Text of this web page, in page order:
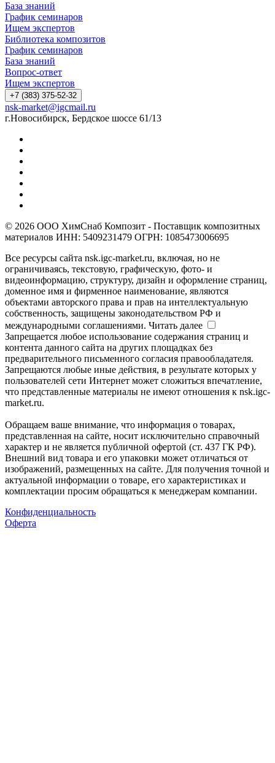
База знаний
График семинаров
Ищем экспертов
Библиотека композитов
График семинаров
База знаний
Вопрос-ответ
Ищем экспертов
+7 (383) 375-52-32
nsk-market@igcmail.ru
г.Новосибирск, Бердское шоссе 61/13
© 2026 ООО ХимСнаб Композит - Поставщик композитных
материалов ИНН: 5409231479 ОГРН: 1085473006695
Все ресурсы сайта nsk.igc-market.ru, включая, но не
ограничиваясь, текстовую, графическую, фото- и
видеоинформацию, структуру, дизайн и оформление страниц,
доменное имя и фирменное наименование, являются
объектами авторского права и прав на интеллектуальную
собственность, защищены законодательством РФ и
международными соглашениями. Читать далее
Запрещается любое использование содержания страниц и
контента данного сайта на других площадках без
предварительного письменного согласия правообладателя.
Запрещаются любые иные действия, в результате которых у
пользователей сети Интернет может сложиться впечатление,
что представленные материалы не имеют отношения к nsk.igc-
market.ru.
Обращаем ваше внимание, что информация о товарах,
представленная на сайте, носит исключительно справочный
характер и не является публичной офертой (ст. 437 ГК РФ).
Внешний вид товара и его упаковки может отличаться от
изображений, размещенных на сайте. Для получения точной и
актуальной информации о товаре, его характеристиках и
комплектации просим обращаться к менеджерам компании.
Конфиденциальность
Оферта